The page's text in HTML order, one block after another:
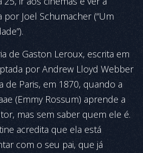
por Joel Schumacher (“Um
de Gaston Leroux, escrita em
por Andrew Lloyd Webber
de Paris, em 1870, quando a
(Emmy Rossum) aprende a
mas sem saber quem ele é.
acredita que ela está
com o seu pai, que já